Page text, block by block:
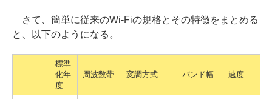
さて、簡単に従来のWi-Fiの規格とその特徴をまとめる
と、以下のようになる。
標準
化年
度
周波数帯 変調方式 バンド幅 速度